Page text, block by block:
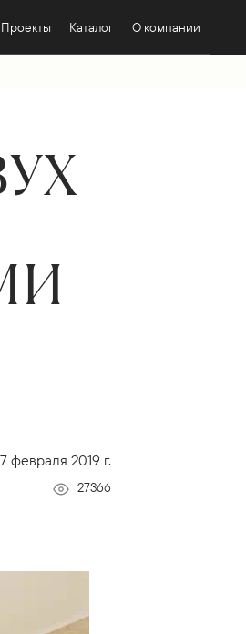
Проекты Каталог О компании
февраля 2019 г.
27366